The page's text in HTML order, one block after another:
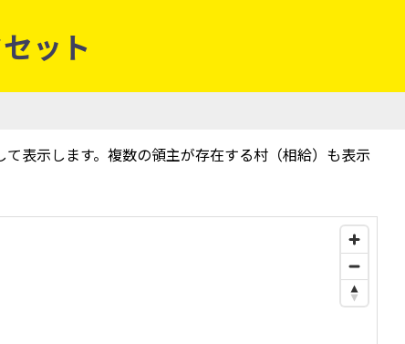
ット
表示します。複数の領主が存在する村（相給）も表示